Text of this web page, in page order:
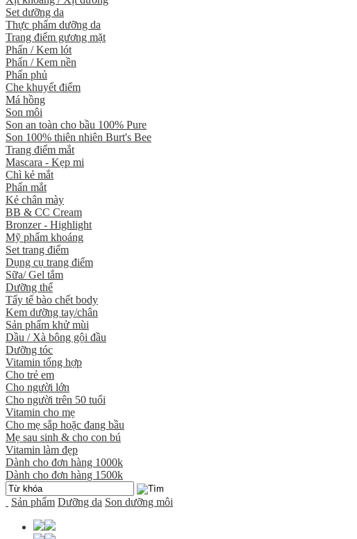
Set dưỡng da
Thực phẩm dưỡng da
Trang điểm gương mặt
Phấn / Kem lót
Phấn / Kem nền
Phấn phủ
Che khuyết điểm
Má hồng
Son môi
Son an toàn cho bầu 100% Pure
Son 100% thiên nhiên Burt's Bee
Trang điểm mắt
Mascara - Kẹp mi
Chì kẻ mắt
Phấn mắt
Kẻ chân mày
BB & CC Cream
Bronzer - Highlight
Mỹ phẩm khoáng
Set trang điểm
Dụng cụ trang điểm
Sữa/ Gel tắm
Dưỡng thể
Tẩy tế bào chết body
Kem dưỡng tay/chân
Sản phẩm khử mùi
Dầu / Xà bông gội đầu
Dưỡng tóc
Vitamin tổng hợp
Cho trẻ em
Cho người lớn
Cho người trên 50 tuổi
Vitamin cho mẹ
Cho mẹ sắp hoặc đang bầu
Mẹ sau sinh & cho con bú
Vitamin làm đẹp
Dành cho đơn hàng 1000k
Dành cho đơn hàng 1500k
Sản phẩm Dưỡng da Son dưỡng môi